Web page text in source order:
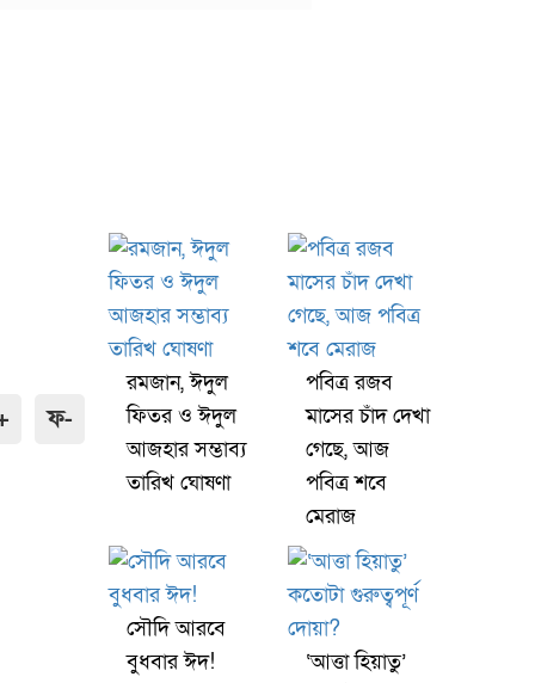
ফ-
রমজান, ঈদুল
ফিতর ও ঈদুল
আজহার সম্ভাব্য
তারিখ ঘোষণা
পবিত্র রজব
মাসের চাঁদ দেখা
গেছে, আজ
পবিত্র শবে
মেরাজ
সৌদি আরবে
বুধবার ঈদ!
‘আত্তা হিয়াতু’